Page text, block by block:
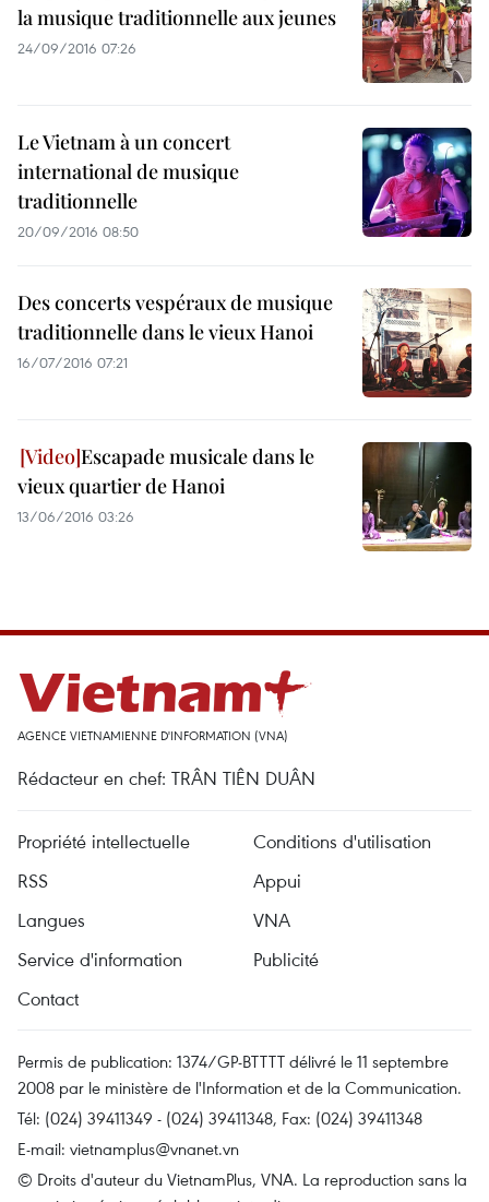
la musique traditionnelle aux jeunes
24/09/2016 07:26
Le Vietnam à un concert
international de musique
traditionnelle
20/09/2016 08:50
Des concerts vespéraux de musique
traditionnelle dans le vieux Hanoi
16/07/2016 07:21
Escapade musicale dans le
vieux quartier de Hanoi
13/06/2016 03:26
AGENCE VIETNAMIENNE D'INFORMATION (VNA)
Rédacteur en chef: TRÂN TIÊN DUÂN
Propriété intellectuelle
Conditions d'utilisation
RSS
Appui
Langues
VNA
Service d'information
Publicité
Contact
Permis de publication: 1374/GP-BTTTT délivré le 11 septembre
2008 par le ministère de l'Information et de la Communication.
Tél: (024) 39411349 - (024) 39411348, Fax: (024) 39411348
E-mail: vietnamplus@vnanet.vn
© Droits d'auteur du VietnamPlus, VNA. La reproduction sans la